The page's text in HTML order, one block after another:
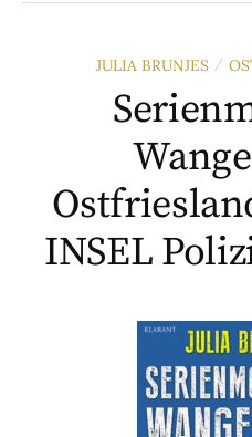
JULIA BRUNJES /
INSEL